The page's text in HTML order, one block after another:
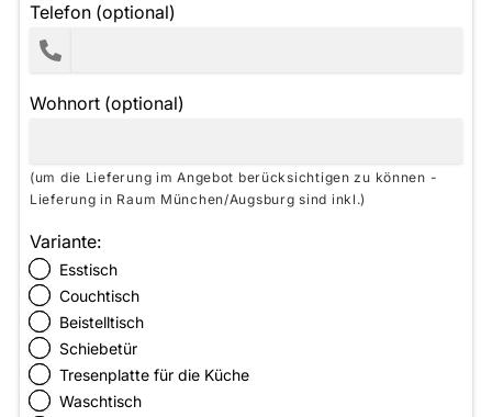
Telefon (optional)
Wohnort (optional)
(um die Lieferung im Angebot berücksichtigen zu können -
Lieferung in Raum München/Augsburg sind inkl.)
Variante:
Esstisch
Couchtisch
Beistelltisch
Schiebetür
Tresenplatte für die Küche
Waschtisch